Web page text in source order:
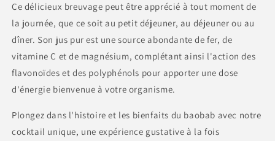
Ce délicieux breuvage peut être apprécié à tout moment de
la journée, que ce soit au petit déjeuner, au déjeuner ou au
dîner. Son jus pur est une source abondante de fer, de
vitamine C et de magnésium, complétant ainsi l'action des
flavonoïdes et des polyphénols pour apporter une dose
d'énergie bienvenue à votre organisme.
Plongez dans l'histoire et les bienfaits du baobab avec notre
cocktail unique, une expérience gustative à la fois